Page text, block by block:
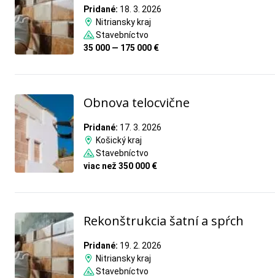
Pridané: 18. 3. 2026
Nitriansky kraj
Stavebníctvo
35 000 — 175 000 €
Obnova telocvične
Pridané: 17. 3. 2026
Košický kraj
Stavebníctvo
viac než 350 000 €
Rekonštrukcia šatní a spŕch
Pridané: 19. 2. 2026
Nitriansky kraj
Stavebníctvo